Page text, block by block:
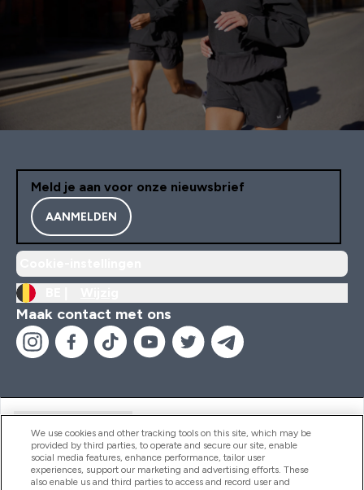
Meld je aan voor onze nieuwsbrief
AANMELDEN
Maak contact met ons
Producten
We use cookies and other tracking tools on this site, which may be
provided by third parties, to operate and secure our site, enable
social media features, enhance performance, tailor user
experiences, support our marketing and advertising efforts. These
also enable us and third parties to access and record user and